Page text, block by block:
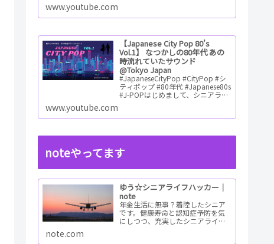
www.youtube.com
【Japanese City Pop 80’s
Vol.1】 なつかしの80年代 あの
時流れていたサウンド
@Tokyo Japan
#JapaneseCityPop #CityPop #シ
ティポップ #80年代 #Japanese80s
#J-POPはじめまして、シニアライ
ReadMore
www.youtube.com
noteやってます
ゆう☆シニアライフハッカー｜
note
年金生活に無事？着陸したシニア
です。健康寿命と認知症予防を気
にしつつ、充実したシニアライフ
note.com